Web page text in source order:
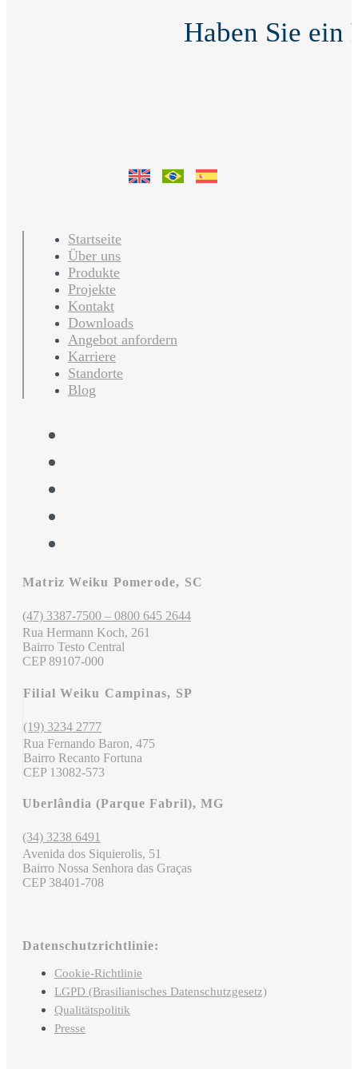
Haben Sie ein
Startseite
Über uns
Produkte
Projekte
Kontakt
Downloads
Angebot anfordern
Karriere
Standorte
Blog
Matriz Weiku Pomerode, SC
(47) 3387-7500 – 0800 645 2644
Rua Hermann Koch, 261
Bairro Testo Central
CEP 89107-000
Filial Weiku Campinas, SP
(19) 3234 2777
Rua Fernando Baron, 475
Bairro Recanto Fortuna
CEP 13082-573
Uberlândia (Parque Fabril), MG
(34) 3238 6491
Avenida dos Siquierolis, 51
Bairro Nossa Senhora das Graças
CEP 38401-708
Datenschutzrichtlinie:
Cookie-Richtlinie
LGPD (Brasilianisches Datenschutzgesetz)
Qualitätspolitik
Presse